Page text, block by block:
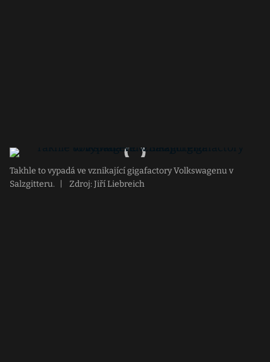
Takhle to vypadá ve vznikající gigafactory Volkswagenu v
Salzgitteru.
Zdroj: Jiří Liebreich